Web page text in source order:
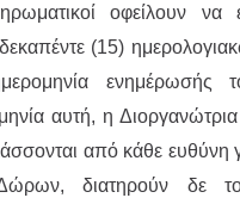
οφείλουν να
(15)
ενημέρωσής
αυτή, η
από κάθε ευθύνη
διατηρούν δε